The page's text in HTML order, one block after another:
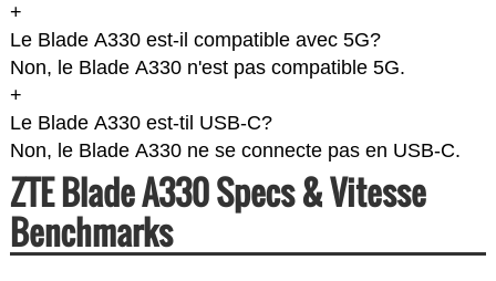
+
Le Blade A330 est-il compatible avec 5G?
Non, le Blade A330 n'est pas compatible 5G.
+
Le Blade A330 est-til USB-C?
Non, le Blade A330 ne se connecte pas en USB-C.
ZTE Blade A330 Specs & Vitesse
Benchmarks